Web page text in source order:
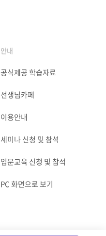
안내
공식제공 학습자료
선생님카페
이용안내
세미나 신청 및 참석
입문교육 신청 및 참석
PC 화면으로 보기